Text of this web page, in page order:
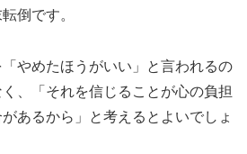
倒です。
やめたほうがいい」と言われるの
、「それを信じることが心の負担
あるから」と考えるとよいでしょ